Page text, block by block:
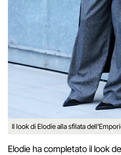
Il look di Elodie alla sfilata
Elodie ha completato il look